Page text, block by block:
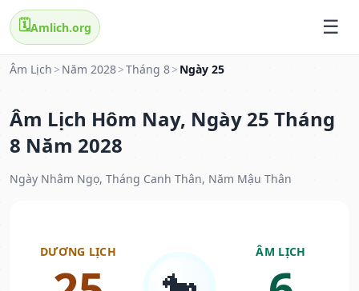
🗓️Amlich.org
Âm Lịch > Năm 2028>Tháng 8> Ngày 25
Âm Lịch Hôm Nay, Ngày 25 Tháng
8 Năm 2028
Ngày Nhâm Ngọ, Tháng Canh Thân, Năm Mậu Thân
DƯƠNG LỊCH ÂM LỊCH